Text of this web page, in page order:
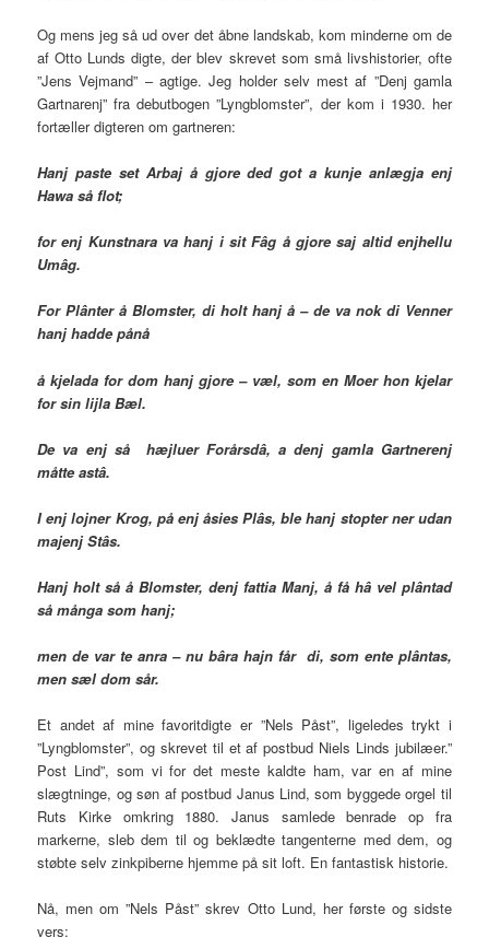
Og mens jeg så ud over det åbne landskab, kom minderne om de
af Otto Lunds digte, der blev skrevet som små livshistorier, ofte
”Jens Vejmand” – agtige. Jeg holder selv mest af ”Denj gamla
Gartnarenj” fra debutbogen ”Lyngblomster”, der kom i 1930. her
fortæller digteren om gartneren:
Hanj paste set Arbaj å gjore ded got a kunje anlægja enj
Hawa så flot;
for enj Kunstnara va hanj i sit Fâg å gjore saj altid enjhellu
Umâg.
For Plânter å Blomster, di holt hanj å – de va nok di Venner
hanj hadde pånå
å kjelada for dom hanj gjore – væl, som en Moer hon kjelar
for sin lijla Bæl.
De va enj så hæjluer Forårsdâ, a denj gamla Gartnerenj
måtte astâ.
I enj lojner Krog, på enj åsies Plâs, ble hanj stopter ner udan
majenj Stâs.
Hanj holt så å Blomster, denj fattia Manj, å få hâ vel plântad
så många som hanj;
men de var te anra – nu bâra hajn får di, som ente plântas,
men sæl dom sår.
Et andet af mine favoritdigte er ”Nels Påst”, ligeledes trykt i
”Lyngblomster”, og skrevet til et af postbud Niels Linds jubilæer.”
Post Lind”, som vi for det meste kaldte ham, var en af mine
slægtninge, og søn af postbud Janus Lind, som byggede orgel til
Ruts Kirke omkring 1880. Janus samlede benrade op fra
markerne, sleb dem til og beklædte tangenterne med dem, og
støbte selv zinkpiberne hjemme på sit loft. En fantastisk historie.
Nå, men om ”Nels Påst” skrev Otto Lund, her første og sidste
vers: